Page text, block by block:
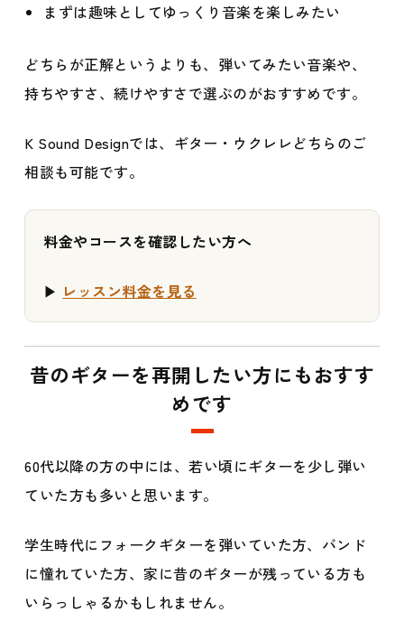
まずは趣味としてゆっくり音楽を楽しみたい
どちらが正解というよりも、弾いてみたい音楽や、
持ちやすさ、続けやすさで選ぶのがおすすめです。
K Sound Designでは、ギター・ウクレレどちらのご
相談も可能です。
料金やコースを確認したい方へ
▶ レッスン料金を見る
昔のギターを再開したい方にもおすす
めです
60代以降の方の中には、若い頃にギターを少し弾い
ていた方も多いと思います。
学生時代にフォークギターを弾いていた方、バンド
に憧れていた方、家に昔のギターが残っている方も
いらっしゃるかもしれません。